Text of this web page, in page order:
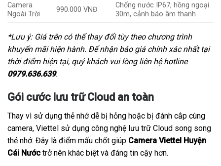
Camera
Ngoài Trời
990.000 VNĐ
Chống nước IP67, hồng ngoại
30m, cảnh báo âm thanh
*Lưu ý: Giá trên có thể thay đổi tùy theo chương trình
khuyến mãi hiện hành. Để nhận báo giá chính xác nhất tại
thời điểm hiện tại, quý khách vui lòng liên hệ hotline
0979.636.639.
Gói cước lưu trữ Cloud an toàn
Thay vì sử dụng thẻ nhớ dễ bị hỏng hoặc bị đánh cắp cùng
camera, Viettel sử dụng công nghệ lưu trữ Cloud song song
thẻ nhớ. Đây là điểm mấu chốt giúp Camera Viettel Huyện
Cái Nước trở nên khác biệt và đáng tin cậy hơn.